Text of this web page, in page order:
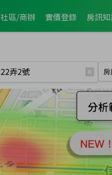
社區/商辦 實價登錄 房訊